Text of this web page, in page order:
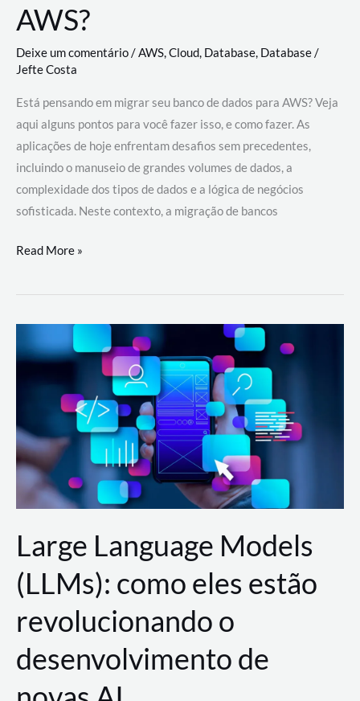
AWS?
Deixe um comentário/AWS,Cloud, Database, Database/
Jefte Costa
Está pensando em migrar seu banco de dados para AWS? Veja
aqui alguns pontos para você fazer isso, e como fazer. As
aplicações de hoje enfrentam desafios sem precedentes,
incluindo o manuseio de grandes volumes de dados, a
complexidade dos tipos de dados e a lógica de negócios
sofisticada. Neste contexto, a migração de bancos
Por
migrar
de
a
AWS?
Read More »
Large Language Models
(LLMs): como eles estão
revolucionando o
desenvolvimento de